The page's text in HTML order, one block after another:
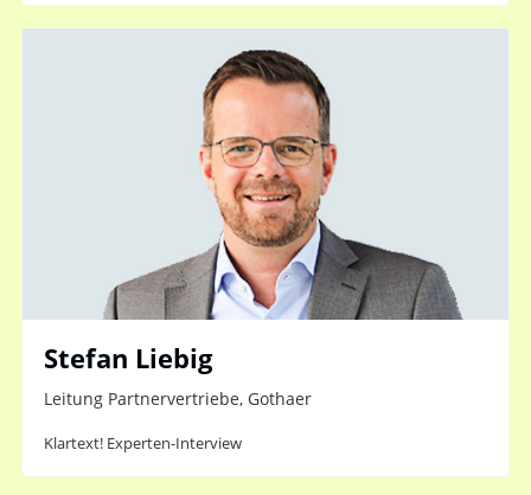
Stefan Liebig
Leitung Partnervertriebe, Gothaer
Klartext! Experten-Interview